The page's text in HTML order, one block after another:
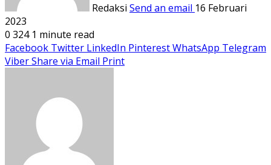
Redaksi Send an email 16 Februari
2023
0 324 1 minute read
Facebook Twitter LinkedIn PinterestWhatsApp Telegram
ViberShare via Email Print